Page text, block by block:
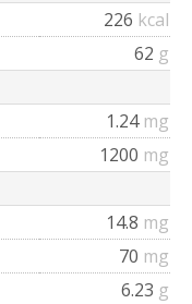
226 kcal
62 g
1.24 mg
1200 mg
14.8 mg
70 mg
6.23 g